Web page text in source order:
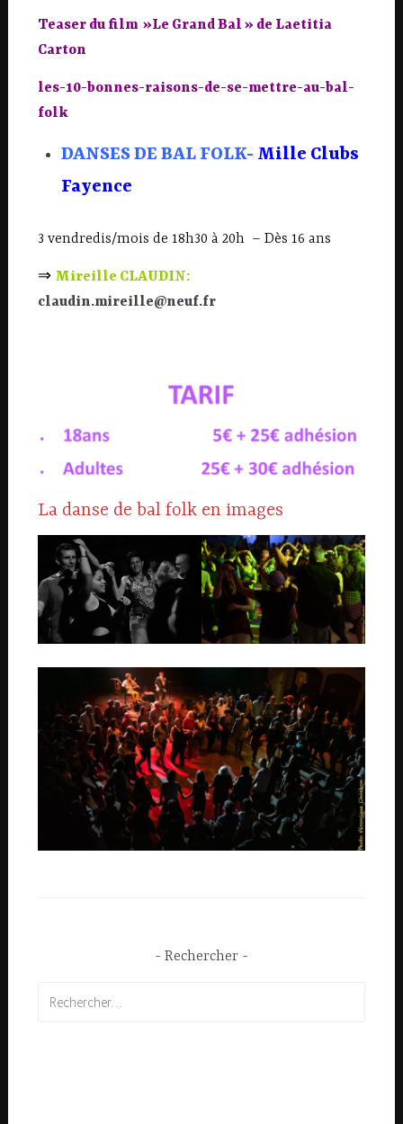
Teaser du film »Le Grand Bal » de Laetitia
Carton
les-10-bonnes-raisons-de-se-mettre-au-bal-
folk
DANSES DE BAL FOLK- Mille Clubs
Fayence
3 vendredis/mois de 18h30 à 20h – Dès 16 ans
⇒ Mireille CLAUDIN:
claudin.mireille@neuf.fr
La danse de bal folk en images
Rechercher